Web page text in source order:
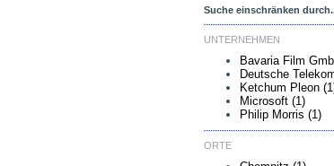
Suche einschränken
UNTERNEHMEN
Bavaria Film
Deutsche
Ketchum Pleon
Microsoft (1)
Philip Morris (1)
ORTE